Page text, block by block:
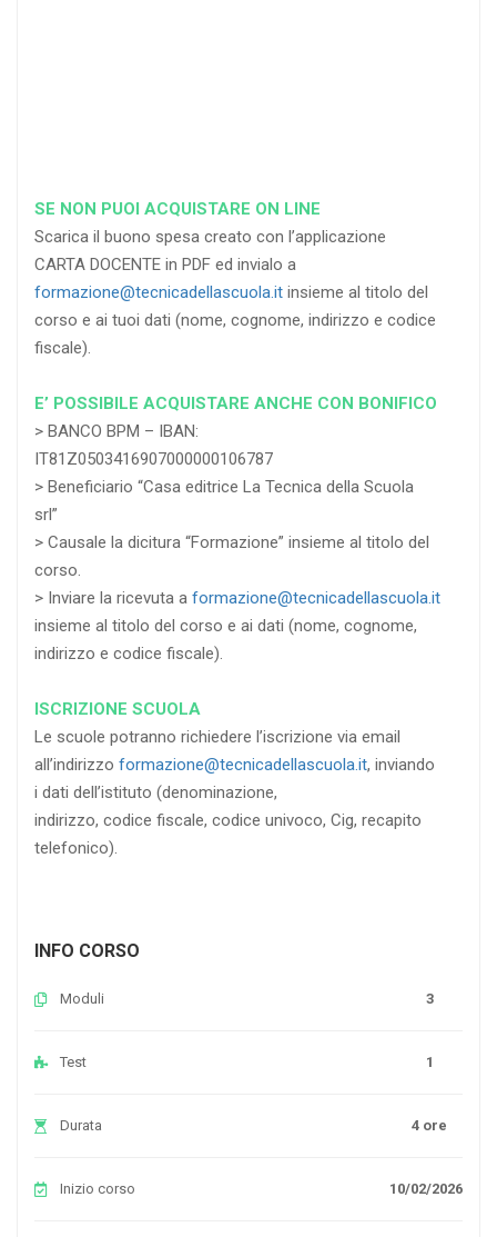
SE NON PUOI ACQUISTARE ON LINE
Scarica il buono spesa creato con l’applicazione
CARTA DOCENTE in PDF ed invialo a
formazione@tecnicadellascuola.it insieme al titolo del
corso e ai tuoi dati (nome, cognome, indirizzo e codice
fiscale).
E’ POSSIBILE ACQUISTARE ANCHE CON BONIFICO
> BANCO BPM – IBAN:
IT81Z0503416907000000106787
> Beneficiario “Casa editrice La Tecnica della Scuola
srl”
> Causale la dicitura “Formazione” insieme al titolo del
corso.
> Inviare la ricevuta a formazione@tecnicadellascuola.it
insieme al titolo del corso e ai dati (nome, cognome,
indirizzo e codice fiscale).
ISCRIZIONE SCUOLA
Le scuole potranno richiedere l’iscrizione via email
all’indirizzo formazione@tecnicadellascuola.it, inviando
i dati dell’istituto (denominazione,
indirizzo, codice fiscale, codice univoco, Cig, recapito
telefonico).
INFO CORSO
Moduli 3
Test 1
Durata 4 ore
Inizio corso 10/02/2026